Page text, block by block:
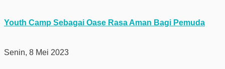
Youth Camp Sebagai Oase Rasa Aman Bagi Pemuda
Senin, 8 Mei 2023